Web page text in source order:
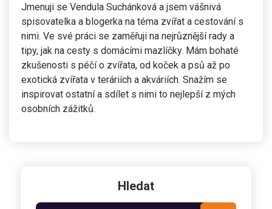
Jmenuji se Vendula Suchánková a jsem vášnivá
spisovatelka a blogerka na téma zvířat a cestování s
nimi. Ve své práci se zaměřuji na nejrůznější rady a
tipy, jak na cesty s domácími mazlíčky. Mám bohaté
zkušenosti s péčí o zvířata, od koček a psů až po
exotická zvířata v teráriích a akváriích. Snažím se
inspirovat ostatní a sdílet s nimi to nejlepší z mých
osobních zážitků.
Hledat